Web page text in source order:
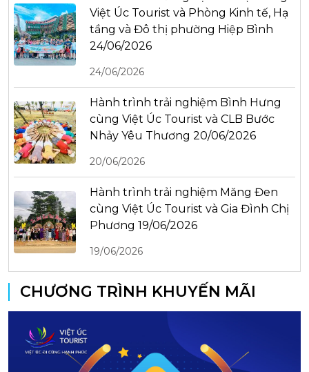
Việt Úc Tourist và Phòng Kinh tế, Hạ
tầng và Đô thị phường Hiệp Bình
24/06/2026
24/06/2026
Hành trình trải nghiệm Bình Hưng
cùng Việt Úc Tourist và CLB Bước
Nhảy Yêu Thương 20/06/2026
20/06/2026
Hành trình trải nghiệm Măng Đen
cùng Việt Úc Tourist và Gia Đình Chị
Phương 19/06/2026
19/06/2026
CHƯƠNG TRÌNH KHUYẾN MÃI